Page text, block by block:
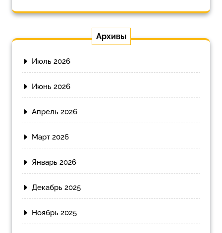
Архивы
Июль 2026
Июнь 2026
Апрель 2026
Март 2026
Январь 2026
Декабрь 2025
Ноябрь 2025